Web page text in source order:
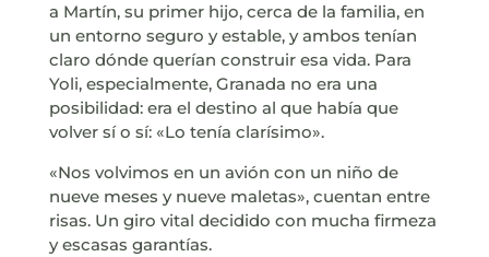
a Martín, su primer hijo, cerca de la familia, en
un entorno seguro y estable, y ambos tenían
claro dónde querían construir esa vida. Para
Yoli, especialmente, Granada no era una
posibilidad: era el destino al que había que
volver sí o sí: «Lo tenía clarísimo».
«Nos volvimos en un avión con un niño de
nueve meses y nueve maletas», cuentan entre
risas. Un giro vital decidido con mucha firmeza
y escasas garantías.